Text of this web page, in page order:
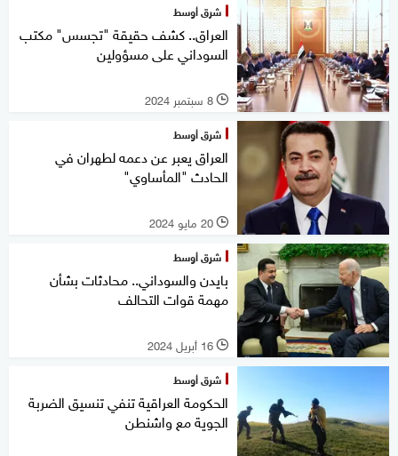
شرق أوسط
العراق.. كشف حقيقة "تجسس" مكتب
السوداني على مسؤولين
l 8 سبتمبر 2024
شرق أوسط
العراق يعبر عن دعمه لطهران في
الحادث "المأساوي"
l 20 مايو 2024
شرق أوسط
بايدن والسوداني.. محادثات بشأن
مهمة قوات التحالف
l 16 أبريل 2024
شرق أوسط
الحكومة العراقية تنفي تنسيق الضربة
الجوية مع واشنطن